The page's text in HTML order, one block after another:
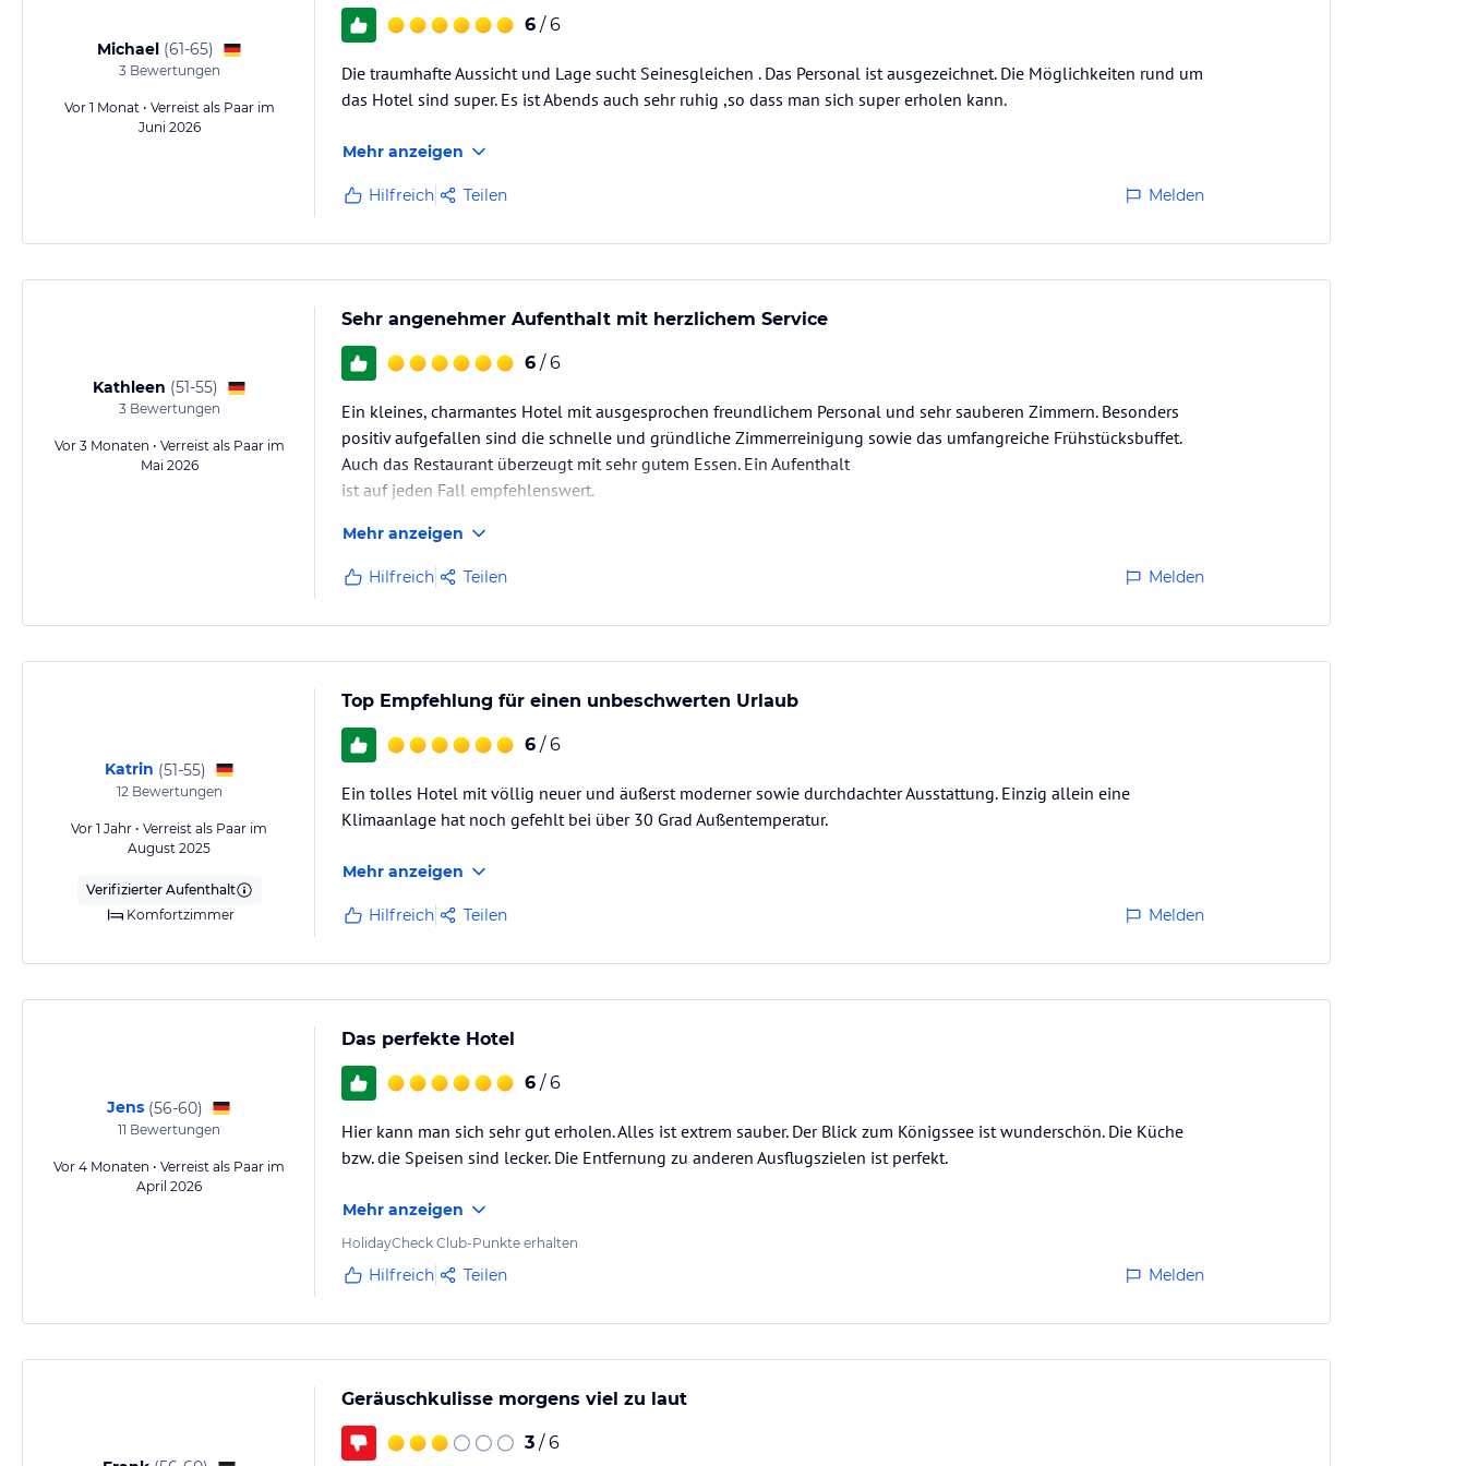
Michael (61-65)
3Bewertungen
Vor 1 Monat • Verreist als Paar im
Juni 2026
6 / 6
Die traumhafte Aussicht und Lage sucht Seinesgleichen . Das Personal ist ausgezeichnet. Die Möglichkeiten rund um
das Hotel sind super. Es ist Abends auch sehr ruhig ,so dass man sich super erholen kann.
Mehr anzeigen
Hilfreich Teilen Melden
Kathleen (51-55)
3Bewertungen
Vor 3 Monaten • Verreist als Paar im
Mai 2026
Sehr angenehmer Aufenthalt mit herzlichem Service
6 / 6
Ein kleines, charmantes Hotel mit ausgesprochen freundlichem Personal und sehr sauberen Zimmern. Besonders
positiv aufgefallen sind die schnelle und gründliche Zimmerreinigung sowie das umfangreiche Frühstücksbuffet.
Auch das Restaurant überzeugt mit sehr gutem Essen. Ein Aufenthalt
ist auf jeden Fall empfehlenswert.
Mehr anzeigen
Hilfreich Teilen Melden
Katrin (51-55)
12Bewertungen
Vor 1 Jahr • Verreist als Paar im
August 2025
Verifizierter Aufenthalt
Komfortzimmer
Top Empfehlung für einen unbeschwerten Urlaub
6 / 6
Ein tolles Hotel mit völlig neuer und äußerst moderner sowie durchdachter Ausstattung. Einzig allein eine
Klimaanlage hat noch gefehlt bei über 30 Grad Außentemperatur.
Mehr anzeigen
Hilfreich Teilen Melden
Jens (56-60)
11 Bewertungen
Vor 4 Monaten • Verreist als Paar im
April 2026
Das perfekte Hotel
6 / 6
Hier kann man sich sehr gut erholen. Alles ist extrem sauber. Der Blick zum Königssee ist wunderschön. Die Küche
bzw. die Speisen sind lecker. Die Entfernung zu anderen Ausflugszielen ist perfekt.
Mehr anzeigen
HolidayCheck Club-Punkte erhalten
Hilfreich Teilen Melden
Geräuschkulisse morgens viel zu laut
3 / 6